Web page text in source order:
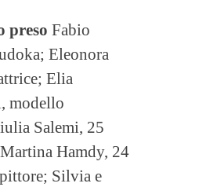
presoFabio
Eleonora
Elia
modello
Salemi, 25
Hamdy, 24
Silvia e